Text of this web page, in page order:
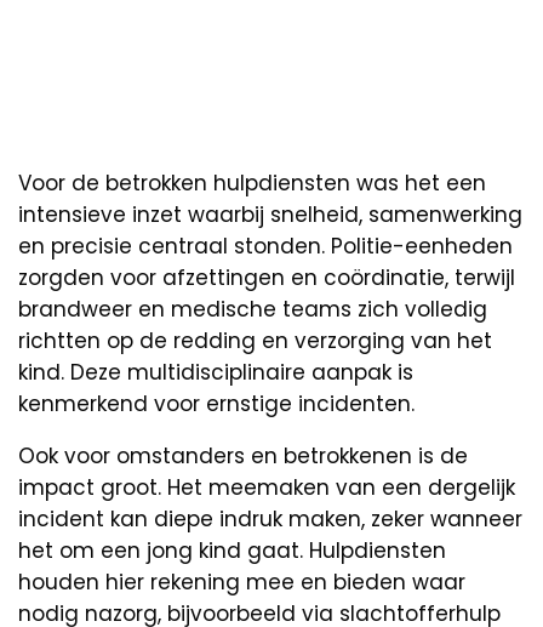
Voor de betrokken hulpdiensten was het een
intensieve inzet waarbij snelheid, samenwerking
en precisie centraal stonden. Politie-eenheden
zorgden voor afzettingen en coördinatie, terwijl
brandweer en medische teams zich volledig
richtten op de redding en verzorging van het
kind. Deze multidisciplinaire aanpak is
kenmerkend voor ernstige incidenten.
Ook voor omstanders en betrokkenen is de
impact groot. Het meemaken van een dergelijk
incident kan diepe indruk maken, zeker wanneer
het om een jong kind gaat. Hulpdiensten
houden hier rekening mee en bieden waar
nodig nazorg, bijvoorbeeld via slachtofferhulp